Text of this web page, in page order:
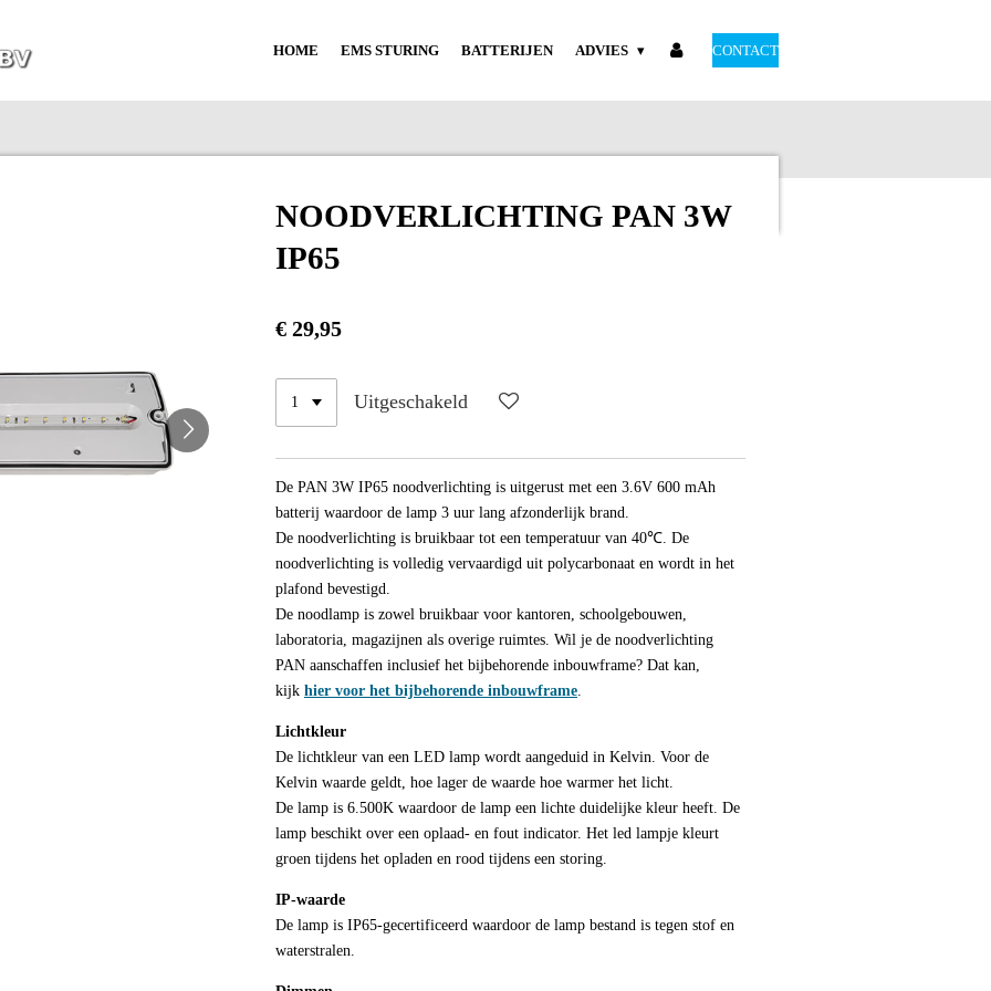
HOME EMS STURING BATTERIJEN ADVIES CONTACT
NOODVERLICHTING PAN 3W
IP65
€ 29,95
Uitgeschakeld
De PAN 3W IP65 noodverlichting is uitgerust met een 3.6V 600 mAh
batterij waardoor de lamp 3 uur lang afzonderlijk brand.
De noodverlichting is bruikbaar tot een temperatuur van 40℃. De
noodverlichting is volledig vervaardigd uit polycarbonaat en wordt in het
plafond bevestigd.
De noodlamp is zowel bruikbaar voor kantoren, schoolgebouwen,
laboratoria, magazijnen als overige ruimtes. Wil je de noodverlichting
PAN aanschaffen inclusief het bijbehorende inbouwframe? Dat kan,
kijk hier voor het bijbehorende inbouwframe
Lichtkleur
De lichtkleur van een LED lamp wordt aangeduid in Kelvin. Voor de
Kelvin waarde geldt, hoe lager de waarde hoe warmer het licht.
De lamp is 6.500K waardoor de lamp een lichte duidelijke kleur heeft. De
lamp beschikt over een oplaad- en fout indicator. Het led lampje kleurt
groen tijdens het opladen en rood tijdens een storing.
IP-waarde
De lamp is IP65-gecertificeerd waardoor de lamp bestand is tegen stof en
waterstralen.